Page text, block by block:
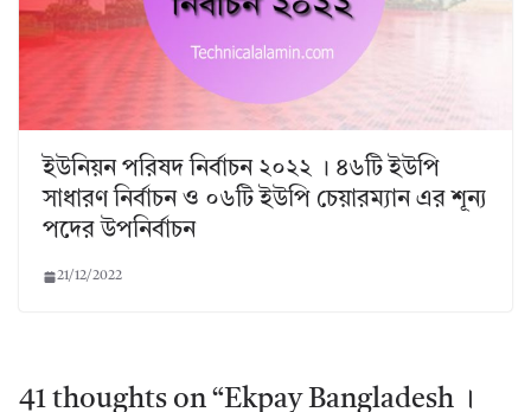
ইউনিয়ন পরিষদ নির্বাচন ২০২২ । ৪৬টি ইউপি
সাধারণ নির্বাচন ও ০৬টি ইউপি চেয়ারম্যান এর শূন্য
পদের উপনির্বাচন
21/12/2022
41 thoughts on “Ekpay Bangladesh ।